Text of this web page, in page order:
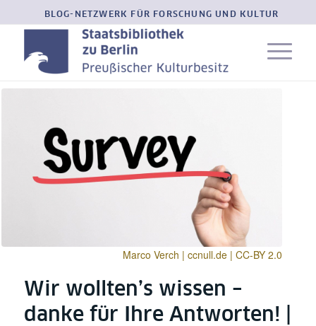
BLOG-NETZWERK FÜR FORSCHUNG UND KULTUR
Marco Verch | ccnull.de | CC-BY 2.0
Wir wollten’s wissen –
danke für Ihre Antworten! |